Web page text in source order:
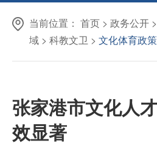
当前位置： 首页 > 政务公开 >
域 > 科教文卫 > 文化体育政
张家港市文化人
效显著